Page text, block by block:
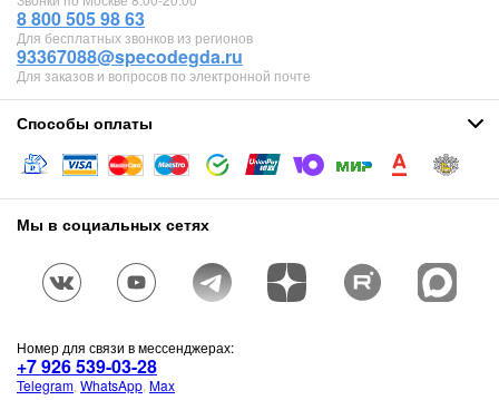
8 800 505 98 63
Для бесплатных звонков из регионов
93367088@specodegda.ru
Для заказов и вопросов по электронной почте
Способы оплаты
Мы в социальных сетях
Номер для связи в мессенджерах:
+7 926 539-03-28
Telegram WhatsApp Max